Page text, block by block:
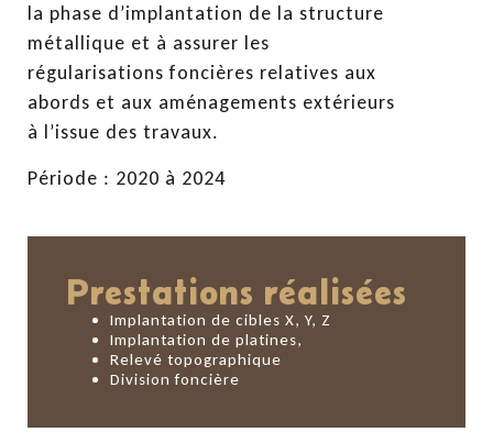
la phase d’implantation de la structure
métallique et à assurer les
régularisations foncières relatives aux
abords et aux aménagements extérieurs
à l’issue des travaux.
Période : 2020 à 2024
Prestations réalisées
Implantation de cibles X, Y, Z
Implantation de platines,
Relevé topographique
Division foncière